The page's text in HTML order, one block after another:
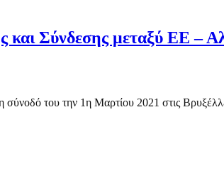
και Σύνδεσης μεταξύ ΕΕ –
του την 1η Μαρτίου 2021 στις